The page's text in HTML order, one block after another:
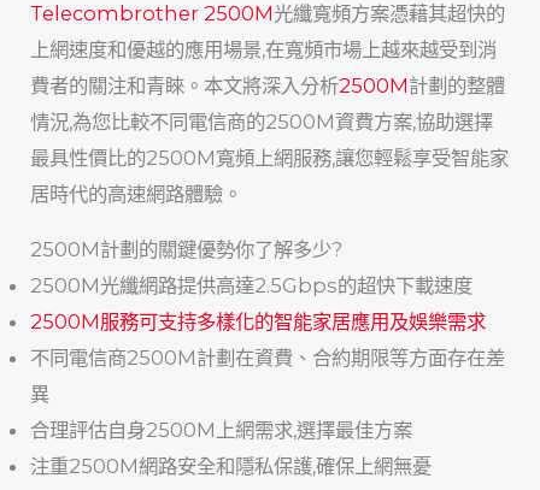
Telecombrother 2500M光纖寬頻方案憑藉其超快的
上網速度和優越的應用場景,在寬頻市場上越來越受到消
費者的關注和青睞。本文將深入分析2500M計劃的整體
情況,為您比較不同電信商的2500M資費方案,協助選擇
最具性價比的2500M寬頻上網服務,讓您輕鬆享受智能家
居時代的高速網路體驗。
2500M計劃的關鍵優勢你了解多少?
2500M光纖網路提供高達2.5Gbps的超快下載速度
2500M服務可支持多樣化的智能家居應用及娛樂需求
不同電信商2500M計劃在資費、合約期限等方面存在差
異
合理評估自身2500M上網需求,選擇最佳方案
注重2500M網路安全和隱私保護,確保上網無憂